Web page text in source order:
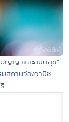
ญญาและสันติสุข"
ถานว่องวานิช